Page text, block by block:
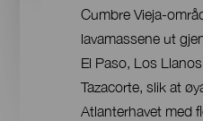
Cumbre Vieja-
lavamassene ut
El Paso, Los
Tazacorte, slik at
Atlanterhavet med